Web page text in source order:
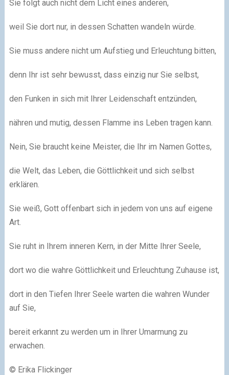
Sie folgt auch nicht dem Licht eines anderen,
weil Sie dort nur, in dessen Schatten wandeln würde.
Sie muss andere nicht um Aufstieg und Erleuchtung bitten,
denn Ihr ist sehr bewusst, dass einzig nur Sie selbst,
den Funken in sich mit Ihrer Leidenschaft entzünden,
nähren und mutig, dessen Flamme ins Leben tragen kann.
Nein, Sie braucht keine Meister, die Ihr im Namen Gottes,
die Welt, das Leben, die Göttlichkeit und sich selbst
erklären.
Sie weiß, Gott offenbart sich in jedem von uns auf eigene
Art.
Sie ruht in Ihrem inneren Kern, in der Mitte Ihrer Seele,
dort wo die wahre Göttlichkeit und Erleuchtung Zuhause ist,
dort in den Tiefen Ihrer Seele warten die wahren Wunder
auf Sie,
bereit erkannt zu werden um in Ihrer Umarmung zu
erwachen.
© Erika Flickinger